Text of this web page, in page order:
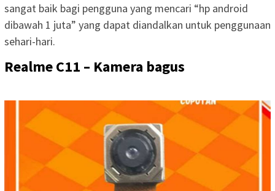
sangat baik bagi pengguna yang mencari “hp android
dibawah 1 juta” yang dapat diandalkan untuk penggunaan
sehari-hari.
Realme C11 – Kamera bagus